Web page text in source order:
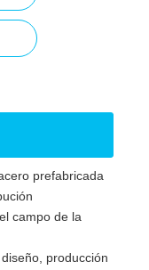
prefabricada
campo de la
producción